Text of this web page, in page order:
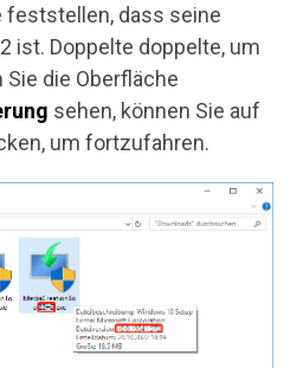
feststellen, dass seine
ist. Doppelte doppelte, um
die Oberfläche
sehen, können Sie auf
um fortzufahren.